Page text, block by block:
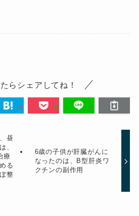
らシェアしてね！
昼
、
療
る
整
6歳の子供が肝臓がんに
なったのは、B型肝炎ワ
クチンの副作用